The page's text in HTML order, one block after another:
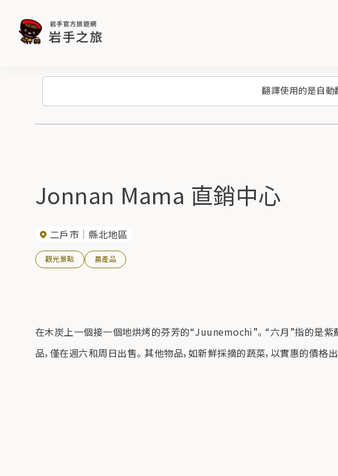
翻譯使用的是自動
Jonnan Mama 直銷中心
二戶市 縣北地區
觀光景點 農產品
在木炭上一個接一個地烘烤的芬芳的“Juunemochi”。 “六月”指的是
品，僅在週六和周日出售。 其他物品，如新鮮採摘的蔬菜，以實惠的價格出